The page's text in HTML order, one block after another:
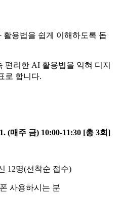
용법을 쉽게 이해하도록 돕
편리한 AI 활용법을 익혀 디지
로 합니다.
(매주 금) 10:00-11:30 [총 3회]
12명(선착순 접수)
용하시는 분